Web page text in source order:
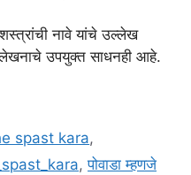
शस्त्रांची नावे यांचे उल्लेख
उपयुक्त साधनही आहे.
spast kara,
,पोवाडा म्हणजे